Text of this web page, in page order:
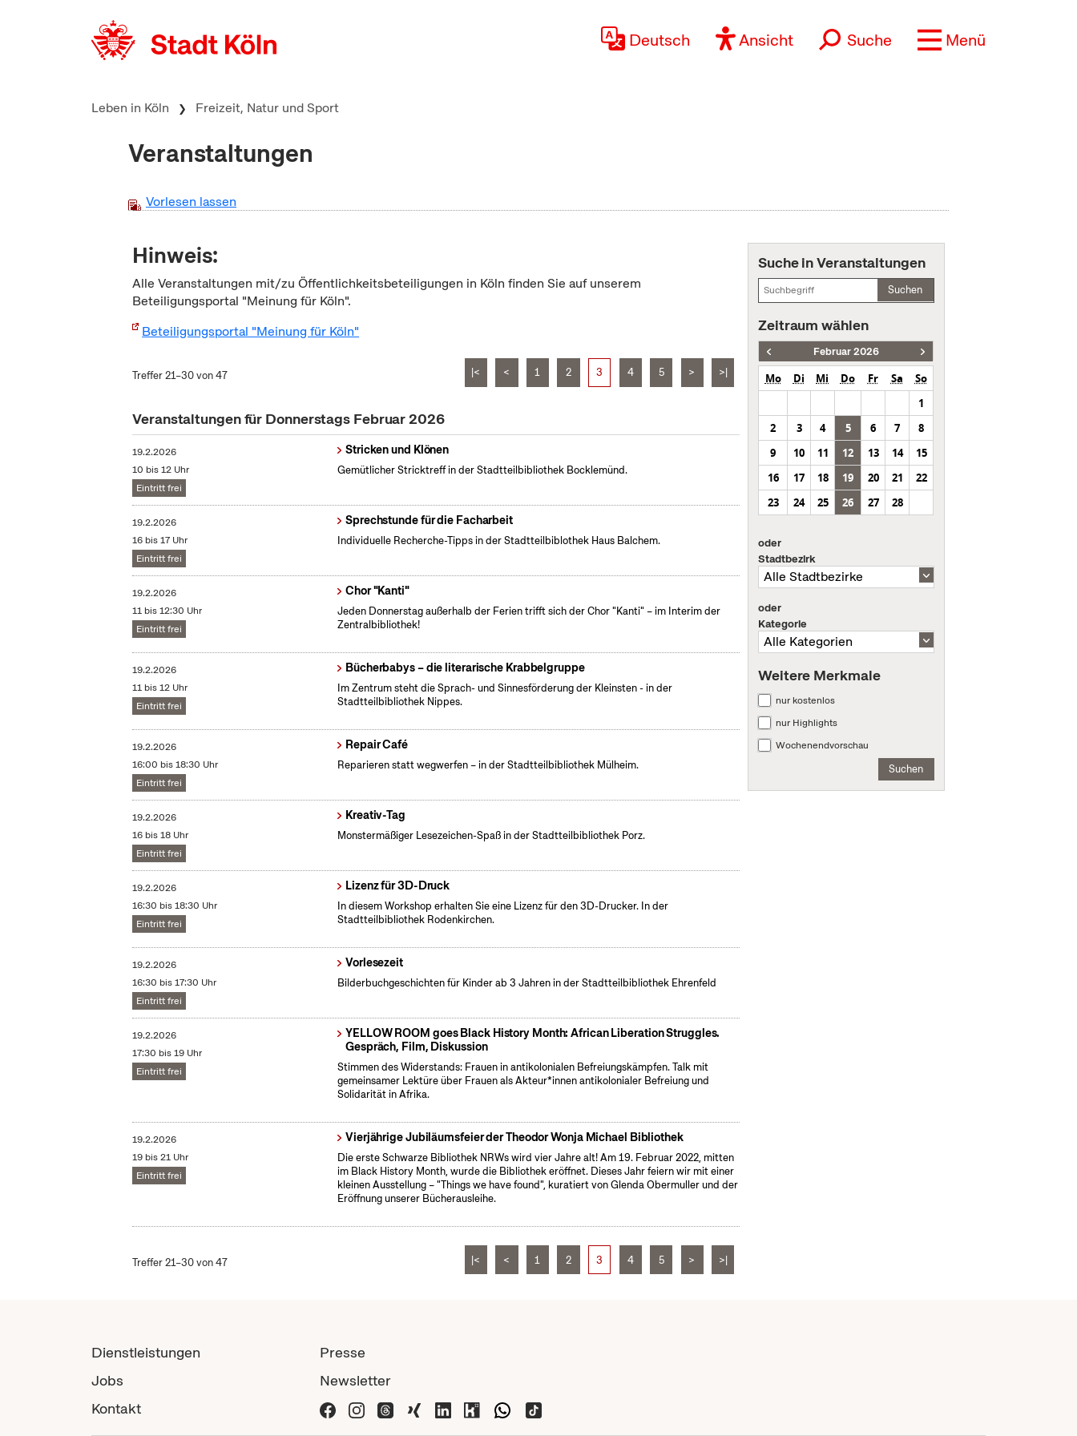
Deutsch Ansicht Suche Menü
Leben in Köln Freizeit, Natur und Sport
Veranstaltungen
Vorlesen lassen
Hinweis:
Alle Veranstaltungen mit/zu Öffentlichkeitsbeteiligungen in Köln finden Sie auf unserem
Beteiligungsportal "Meinung für Köln".
Beteiligungsportal "Meinung für Köln"
Treffer 21–30 von 47 |< < 1 2 3 4 5 > >|
Veranstaltungen für Donnerstags Februar 2026
19.2.2026
10 bis 12 Uhr
Eintritt frei
Stricken und Klönen
Gemütlicher Stricktreff in der Stadtteilbibliothek Bocklemünd.
19.2.2026
16 bis 17 Uhr
Eintritt frei
Sprechstunde für die Facharbeit
Individuelle Recherche-Tipps in der Stadtteilbiblothek Haus Balchem.
19.2.2026
11 bis 12:30 Uhr
Eintritt frei
Chor "Kanti"
Jeden Donnerstag außerhalb der Ferien trifft sich der Chor "Kanti" – im Interim der
Zentralbibliothek!
19.2.2026
11 bis 12 Uhr
Eintritt frei
Bücherbabys – die literarische Krabbelgruppe
Im Zentrum steht die Sprach- und Sinnesförderung der Kleinsten - in der
Stadtteilbibliothek Nippes.
19.2.2026
16:00 bis 18:30 Uhr
Eintritt frei
Repair Café
Reparieren statt wegwerfen – in der Stadtteilbibliothek Mülheim.
19.2.2026
16 bis 18 Uhr
Eintritt frei
Kreativ-Tag
Monstermäßiger Lesezeichen-Spaß in der Stadtteilbibliothek Porz.
19.2.2026
16:30 bis 18:30 Uhr
Eintritt frei
Lizenz für 3D-Druck
In diesem Workshop erhalten Sie eine Lizenz für den 3D-Drucker. In der
Stadtteilbibliothek Rodenkirchen.
19.2.2026
16:30 bis 17:30 Uhr
Eintritt frei
Vorlesezeit
Bilderbuchgeschichten für Kinder ab 3 Jahren in der Stadtteilbibliothek Ehrenfeld
19.2.2026
17:30 bis 19 Uhr
Eintritt frei
YELLOW ROOM goes Black History Month: African Liberation Struggles.
Gespräch, Film, Diskussion
Stimmen des Widerstands: Frauen in antikolonialen Befreiungskämpfen. Talk mit
gemeinsamer Lektüre über Frauen als Akteur*innen antikolonialer Befreiung und
Solidarität in Afrika.
19.2.2026
19 bis 21 Uhr
Eintritt frei
Vierjährige Jubiläumsfeier der Theodor Wonja Michael Bibliothek
Die erste Schwarze Bibliothek NRWs wird vier Jahre alt! Am 19. Februar 2022, mitten
im Black History Month, wurde die Bibliothek eröffnet. Dieses Jahr feiern wir mit einer
kleinen Ausstellung – "Things we have found", kuratiert von Glenda Obermuller und der
Eröffnung unserer Bücherausleihe.
Treffer 21–30 von 47 |< < 1 2 3 4 5 > >|
Suche in Veranstaltungen
Suchen
Zeitraum wählen
Februar 2026
Mo Di Mi Do Fr Sa
So
1
2
3 4 5 6 7
8
9
10 11 12 13 14
15
16
17 18 19 20 21
22
23
24 25 26 27 28
oder
Stadtbezirk
oder
Kategorie
Weitere Merkmale
nur kostenlos
nur Highlights
Wochenendvorschau
Suchen
Dienstleistungen
Jobs
Kontakt
Presse
Newsletter